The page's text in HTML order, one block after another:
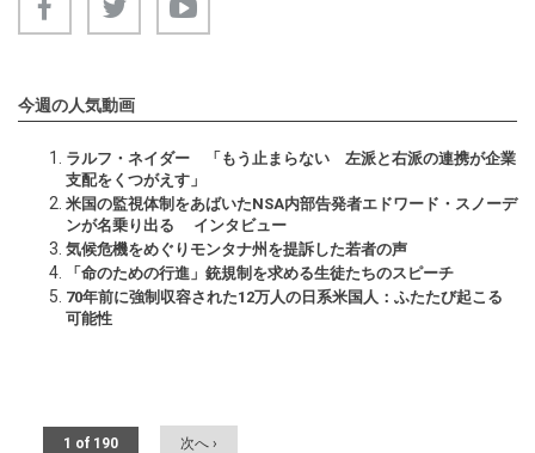
今週の人気動画
ラルフ・ネイダー 「もう止まらない 左派と右派の連携が企業
支配をくつがえす」
米国の監視体制をあばいたNSA内部告発者エドワード・スノーデ
ンが名乗り出る インタビュー
気候危機をめぐりモンタナ州を提訴した若者の声
「命のための行進」銃規制を求める生徒たちのスピーチ
70年前に強制収容された12万人の日系米国人：ふたたび起こる
可能性
1 of 190 次へ ›